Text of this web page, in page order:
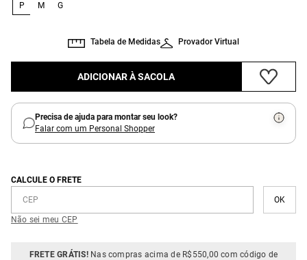
P M G
Provador Virtual
Tabela de Medidas
ADICIONAR À SACOLA
Precisa de ajuda para montar seu look?
Falar com um Personal Shopper
CALCULE O FRETE
Não sei meu CEP
FRETE GRÁTIS!Nas compras acima de R$550,00 com código de